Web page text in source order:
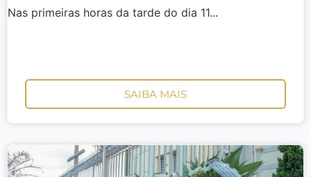
Nas primeiras horas da tarde do dia 11...
SAIBA MAIS